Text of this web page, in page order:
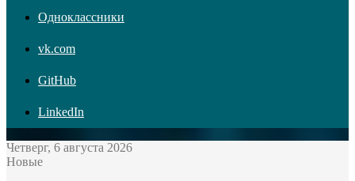
Одноклассники
vk.com
GitHub
LinkedIn
Четверг, 6 августа 2026
Новые